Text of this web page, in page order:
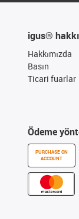
igus®
Hakkımızda
Basın
Ticari fuarlar
Ödeme
PURCHASE ON
ACCOUNT